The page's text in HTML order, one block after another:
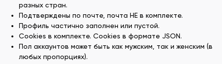
разных стран.
Подтверждены по почте, почта НЕ в комплекте.
Профиль частично заполнен или пустой.
Cookies в комплекте. Cookies в формате JSON.
Пол аккаунтов может быть как мужским, так и женским (в
любых пропорциях).